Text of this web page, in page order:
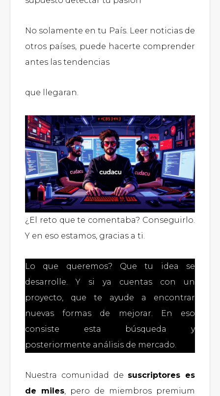
No solamente en tu País. Leer noticias de
otros países, puede hacerte comprender
antes las tendencias
que llegaran.
¿El reto que te comentaba? Conseguirlo.
Y en eso estamos, gracias a ti.
Lo que queremos? Que tu idea se
desarrolle. Y si ya cuentas con un
proyecto, que te ayude a encontrar
nuevas formas de mejorar. En eso
consiste esta búsqueda y
posteriormente análisis de mercado.
Nuestra comunidad de suscriptores es
de miles , pero de miembros premium